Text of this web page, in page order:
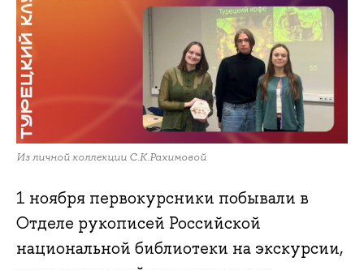
Из личной коллекции С.К.Рахимовой
1 ноября первокурсники побывали в
Отделе рукописей Российской
национальной библиотеки на экскурсии,